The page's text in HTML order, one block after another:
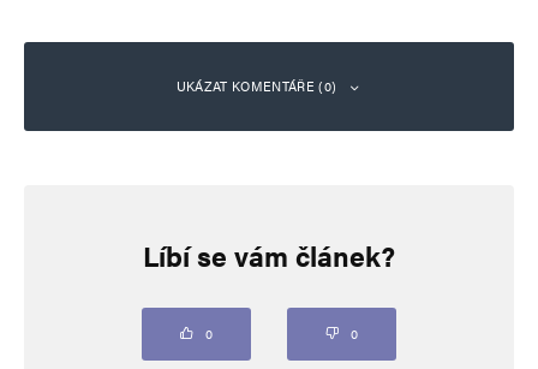
UKÁZAT KOMENTÁŘE (0)
Vaše e-mailová adresa nebude zveřejněna. Vyžadované informace jsou
Líbí se vám článek?
0 0